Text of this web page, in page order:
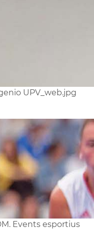
UPV_web.jpg
Events esportius